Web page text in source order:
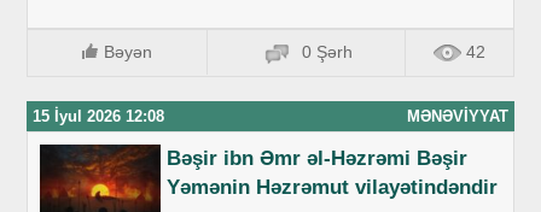
Bəyən 0 Şərh 42
15 İyul 2026 12:08 MƏNƏVIYYAT
Bəşir ibn Əmr əl-Həzrəmi Bəşir
Yəmənin Həzrəmut vilayətindəndir